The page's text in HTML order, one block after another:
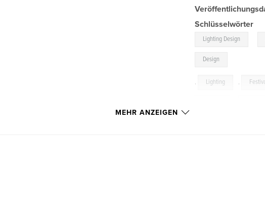
Schlüsselwörter
Lighting Design
Design
, Lighting ,
MEHR ANZEIGEN